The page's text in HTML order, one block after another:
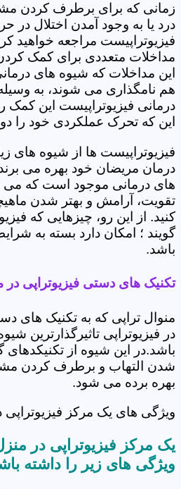
زمانی که برای برطرف کردن
درد یا به وجود آمدن اختلال در
فیزیوتراپیست مراجعه خواهید
مداخلات متعددی برای کمک
این مداخلات که شیوه های
هم نامگذاری می شوند، به
درمانی فیزیوتراپیست این کمک
این که تحرک عملکردی خود را
فیزیوتراپیست ها از شیوه های
درمان مریضان خود بهره می
های درمانی موجود است که می
تقویت، آرامش و بهتر شدن
کنید. از این رو، چیزهایی که
گویند ؛ امکان دارد بسته به
باشد.
تکنیک های دستی فیزیوتراپی در
منوال تراپی که به تکنیک های
در فیزیوتراپی تاثیرگذارترین
باشد.در این شیوه از تکنیکدهای
شدن التهاب و برطرف کردن
بهره برده می شود.
ویژگی های یک مرکز
یک مرکز فیزیوتراپی در
ویژگی های زیر را داشته